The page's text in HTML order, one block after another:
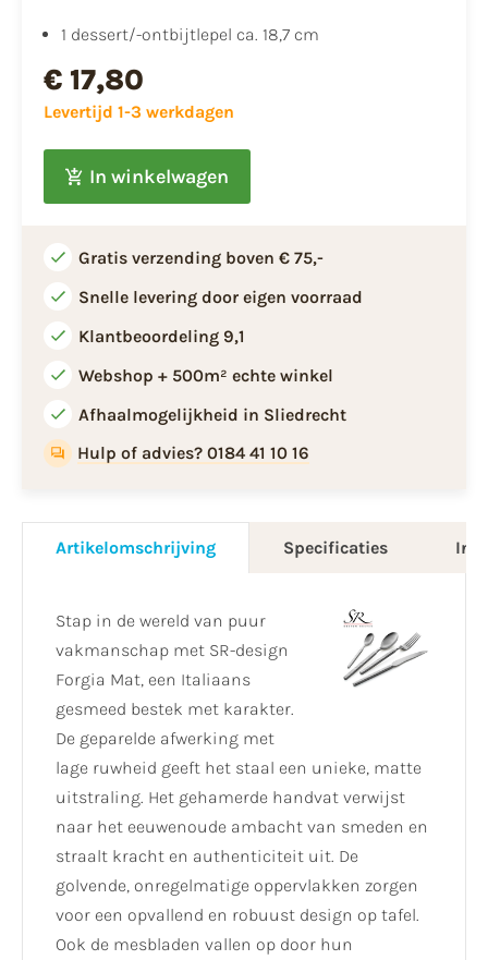
1 dessert/-ontbijtlepel ca. 18,7 cm
€ 17,80
Levertijd 1-3 werkdagen
In winkelwagen
Gratis verzending boven € 75,-
Snelle levering door eigen voorraad
Klantbeoordeling 9,1
Webshop + 500m² echte winkel
Afhaalmogelijkheid in Sliedrecht
Hulp of advies? 0184 41 10 16
Artikelomschrijving Specificaties
Stap in de wereld van puur
vakmanschap met SR-design
Forgia Mat, een Italiaans
gesmeed bestek met karakter.
De geparelde afwerking met
lage ruwheid geeft het staal een unieke, matte
uitstraling. Het gehamerde handvat verwijst
naar het eeuwenoude ambacht van smeden en
straalt kracht en authenticiteit uit. De
golvende, onregelmatige oppervlakken zorgen
voor een opvallend en robuust design op tafel.
Ook de mesbladen vallen op door hun